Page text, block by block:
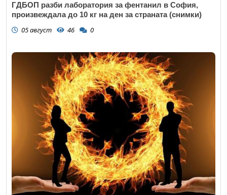
ГДБОП разби лаборатория за фентанил в София,
произвеждала до 10 кг на ден за страната (снимки)
05 август 46 0